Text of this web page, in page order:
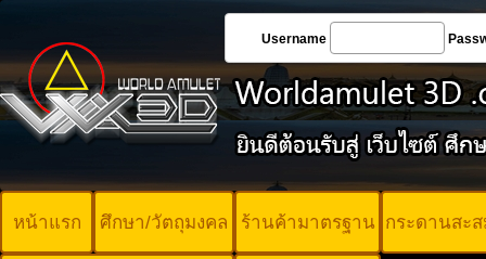
Username
หน้าแรก ศึกษา/วัตถุมงคล ร้านค้ามาตรฐาน กระดานสะ